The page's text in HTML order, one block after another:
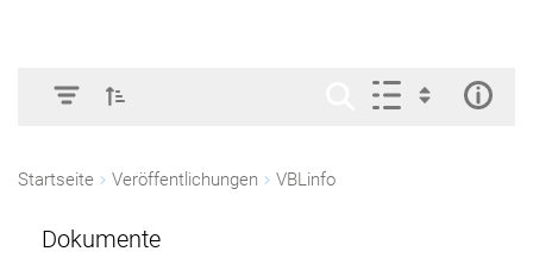
Startseite Veröffentlichungen VBLinfo
Dokumente